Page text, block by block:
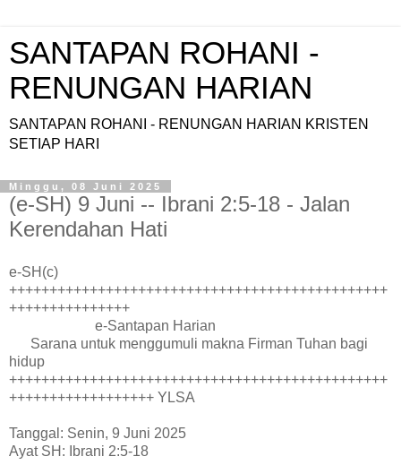
SANTAPAN ROHANI -
RENUNGAN HARIAN
SANTAPAN ROHANI - RENUNGAN HARIAN KRISTEN
SETIAP HARI
Minggu, 08 Juni 2025
(e-SH) 9 Juni -- Ibrani 2:5-18 - Jalan
Kerendahan Hati
e-SH(c)
+++++++++++++++++++++++++++++++++++++++++++++++
+++++++++++++++
e-Santapan Harian
Sarana untuk menggumuli makna Firman Tuhan bagi
hidup
+++++++++++++++++++++++++++++++++++++++++++++++
++++++++++++++++++ YLSA
Tanggal: Senin, 9 Juni 2025
Ayat SH: Ibrani 2:5-18